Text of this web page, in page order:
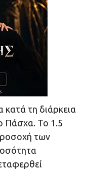
τη διάρκεια
Πάσχα. Το 1.5
των